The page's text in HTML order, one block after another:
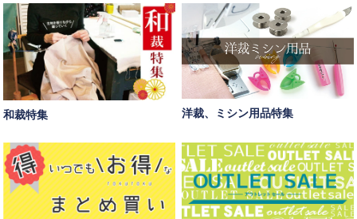
和裁特集 洋裁、ミシン用品特集